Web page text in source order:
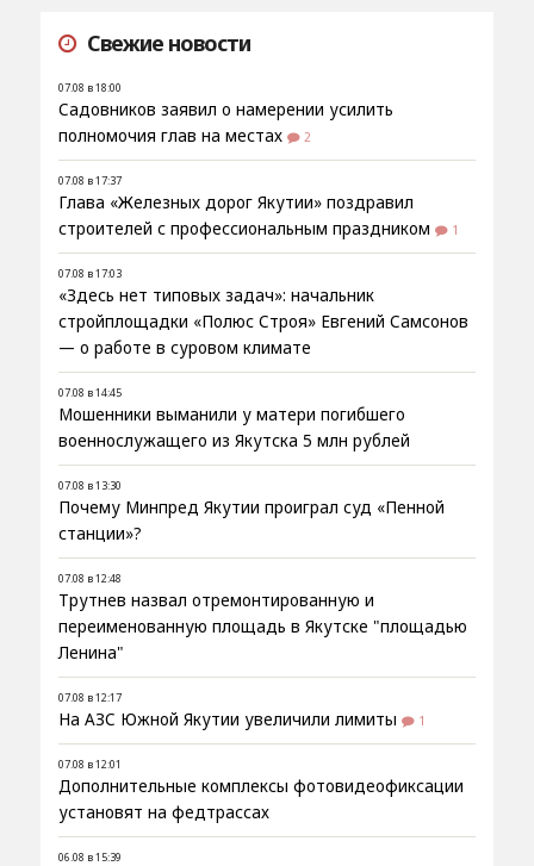
Свежие новости
07.08 в 18:00
Садовников заявил о намерении усилить
полномочия глав на местах
2
07.08 в 17:37
Глава «Железных дорог Якутии» поздравил
строителей с профессиональным праздником
1
07.08 в 17:03
«Здесь нет типовых задач»: начальник
стройплощадки «Полюс Строя» Евгений Самсонов
— о работе в суровом климате
07.08 в 14:45
Мошенники выманили у матери погибшего
военнослужащего из Якутска 5 млн рублей
07.08 в 13:30
Почему Минпред Якутии проиграл суд «Пенной
станции»?
07.08 в 12:48
Трутнев назвал отремонтированную и
переименованную площадь в Якутске "площадью
Ленина"
07.08 в 12:17
На АЗС Южной Якутии увеличили лимиты 1
07.08 в 12:01
Дополнительные комплексы фотовидеофиксации
установят на федтрассах
06.08 в 15:39